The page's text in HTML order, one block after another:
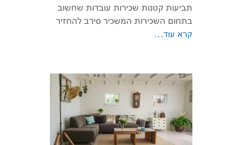
תביעות קטנות שכירות עובדות שחשוב
בתחום השכירות המשכיר סירב להחזיר
קרא עוד…